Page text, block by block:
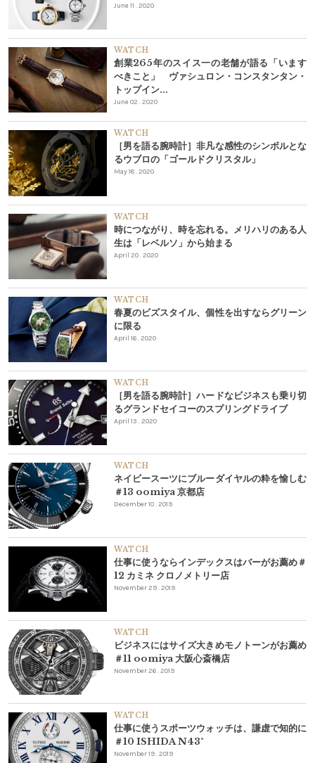
June 11 . 2020
WATCH
June 02 . 2020
創業265年のスイス一の老舗が語る「います
べきこと」 ヴァシュロン・コンスタンタン・
トップイン...
WATCH
May 18 . 2020
［男を語る腕時計］非凡な感性のシンボルとな
るウブロの「ゴールドクリスタル」
WATCH
April 20 . 2020
時につながり、時を忘れる。メリハリのある人
生は「レベルソ」から始まる
WATCH
April 16 . 2020
春夏のビズスタイル、個性を出すならグリーン
に限る
WATCH
April 13 . 2020
［男を語る腕時計］ハードなビジネスも乗り切
るグランドセイコーのスプリングドライブ
WATCH
December 10 . 2019
ネイビースーツにブルーダイヤルの粋を愉しむ
＃13 oomiya 京都店
WATCH
November 29 . 2019
仕事に使うならインデックスはバーがお薦め＃
12 カミネ クロノメトリー店
WATCH
November 26 . 2019
ビジネスにはサイズ大きめモノトーンがお薦め
＃11 oomiya 大阪心斎橋店
WATCH
November 19 . 2019
仕事に使うスポーツウォッチは、謙虚で知的に
＃10 ISHIDA N43°